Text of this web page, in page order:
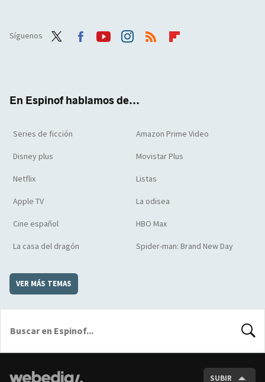
Síguenos
En Espinof hablamos de...
Series de ficción Amazon Prime Video
Disney plus Movistar Plus
Netflix Listas
Apple TV La odisea
Cine español HBO Max
La casa del dragón Spider-man: Brand New Day
VER MÁS TEMAS
SUBIR